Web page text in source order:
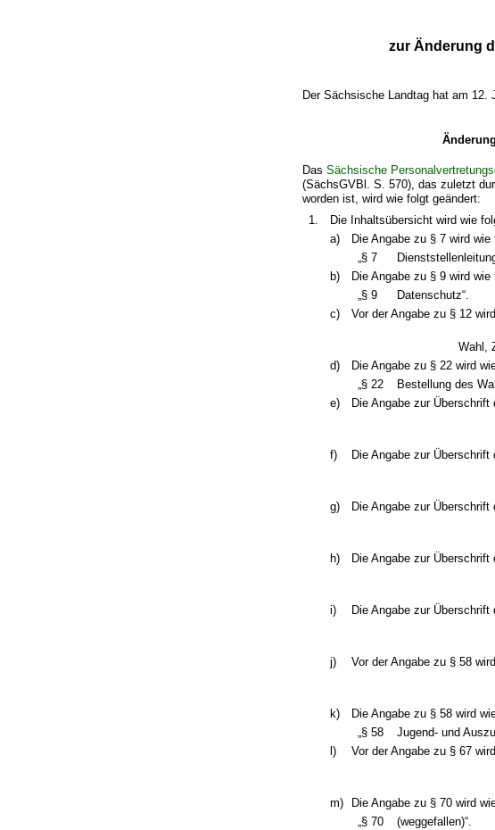
zur Änderung
Der Sächsische Landtag hat am 12.
DasSächsische
(SächsGVBl. S. 570), das zuletzt
worden ist, wird wie folgt geändert:
1.
Die Inhaltsübersicht wird wie
a)
Die Angabe zu § 7 wird
„§ 7
b)
Die Angabe zu § 9 wird
„§ 9
Datenschutz“.
c)
Vor der Angabe zu § 12
Wahl,
d)
Die Angabe zu § 22 wird
„§ 22
Bestellung des
e)
Die Angabe zur
f)
Die Angabe zur
g)
Die Angabe zur
h)
Die Angabe zur
i)
Die Angabe zur
j)
Vor der Angabe zu § 58
k)
Die Angabe zu § 58 wird
„§ 58
Jugend- und
l)
Vor der Angabe zu § 67
m)
Die Angabe zu § 70 wird
„§ 70
(weggefallen)“.